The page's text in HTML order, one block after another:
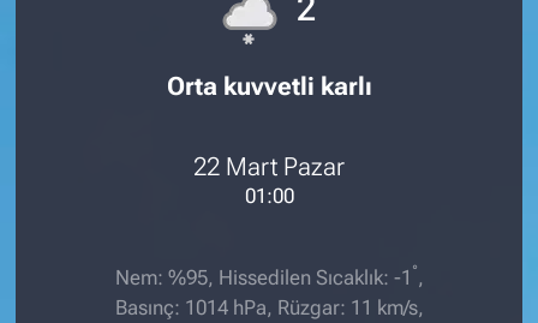
Orta kuvvetli karlı
22 Mart Pazar
01:00
Nem: %95, Hissedilen Sıcaklık: -1 ° ,
Basınç: 1014 hPa, Rüzgar: 11 km/s,